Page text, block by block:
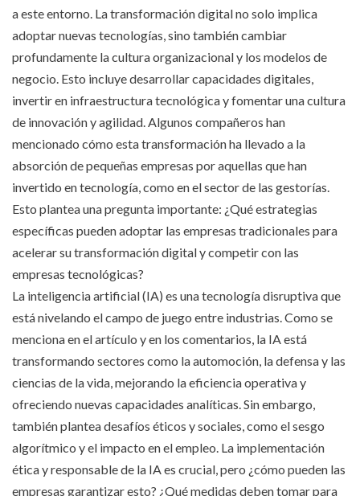
a este entorno. La transformación digital no solo implica
adoptar nuevas tecnologías, sino también cambiar
profundamente la cultura organizacional y los modelos de
negocio. Esto incluye desarrollar capacidades digitales,
invertir en infraestructura tecnológica y fomentar una cultura
de innovación y agilidad. Algunos compañeros han
mencionado cómo esta transformación ha llevado a la
absorción de pequeñas empresas por aquellas que han
invertido en tecnología, como en el sector de las gestorías.
Esto plantea una pregunta importante: ¿Qué estrategias
específicas pueden adoptar las empresas tradicionales para
acelerar su transformación digital y competir con las
empresas tecnológicas?
La inteligencia artificial (IA) es una tecnología disruptiva que
está nivelando el campo de juego entre industrias. Como se
menciona en el artículo y en los comentarios, la IA está
transformando sectores como la automoción, la defensa y las
ciencias de la vida, mejorando la eficiencia operativa y
ofreciendo nuevas capacidades analíticas. Sin embargo,
también plantea desafíos éticos y sociales, como el sesgo
algorítmico y el impacto en el empleo. La implementación
ética y responsable de la IA es crucial, pero ¿cómo pueden las
empresas garantizar esto? ¿Qué medidas deben tomar para